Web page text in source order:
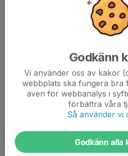
Godkänn
Vi använder oss av kakor
webbplats ska fungera bra
även för webbanalys i
förbättra våra
Så använder vi
Godkänn alla